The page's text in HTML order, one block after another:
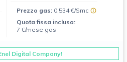
Prezzo gas: 0,534 €/Smc
Quota fissa inclusa:
7 €/mese gas
Digital Company!